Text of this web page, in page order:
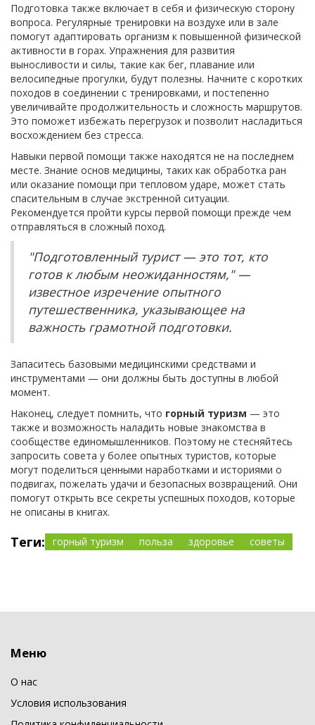
Подготовка также включает в себя и физическую сторону
вопроса. Регулярные тренировки на воздухе или в зале
помогут адаптировать организм к повышенной физической
активности в горах. Упражнения для развития
выносливости и силы, такие как бег, плавание или
велосипедные прогулки, будут полезны. Начните с коротких
походов в соединении с тренировками, и постепенно
увеличивайте продолжительность и сложность маршрутов.
Это поможет избежать перегрузок и позволит насладиться
восхождением без стресса.
Навыки первой помощи также находятся не на последнем
месте. Знание основ медицины, таких как обработка ран
или оказание помощи при тепловом ударе, может стать
спасительным в случае экстренной ситуации.
Рекомендуется пройти курсы первой помощи прежде чем
отправляться в сложный поход.
"Подготовленный турист — это тот, кто
готов к любым неожиданностям," —
известное изречение опытного
путешественника, указывающее на
важность грамотной подготовки.
Запаситесь базовыми медицинскими средствами и
инструментами — они должны быть доступны в любой
момент.
Наконец, следует помнить, что горный туризм — это
также и возможность наладить новые знакомства в
сообществе единомышленников. Поэтому не стесняйтесь
запросить совета у более опытных туристов, которые
могут поделиться ценными наработками и историями о
подвигах, пожелать удачи и безопасных возвращений. Они
помогут открыть все секреты успешных походов, которые
не описаны в книгах.
Теги: горный туризм польза здоровье советы
Меню
О нас
Условия использования